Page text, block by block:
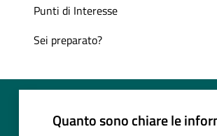
Punti di Interesse
Sei preparato?
Quanto sono chiare le